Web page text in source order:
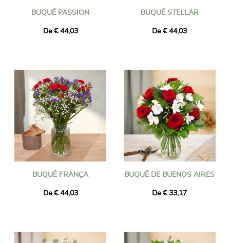
BUQUÊ PASSION
De € 44,03
BUQUÊ STELLAR
De € 44,03
BUQUÊ FRANÇA
De € 44,03
BUQUÊ DE BUENOS AIRES
De € 33,17